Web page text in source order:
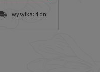
wysyłka: 4 dni